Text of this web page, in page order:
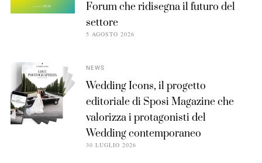
Forum che ridisegna il futuro del
settore
5 AGOSTO 2026
NEWS
Wedding Icons, il progetto
editoriale di Sposi Magazine che
valorizza i protagonisti del
Wedding contemporaneo
30 LUGLIO 2026